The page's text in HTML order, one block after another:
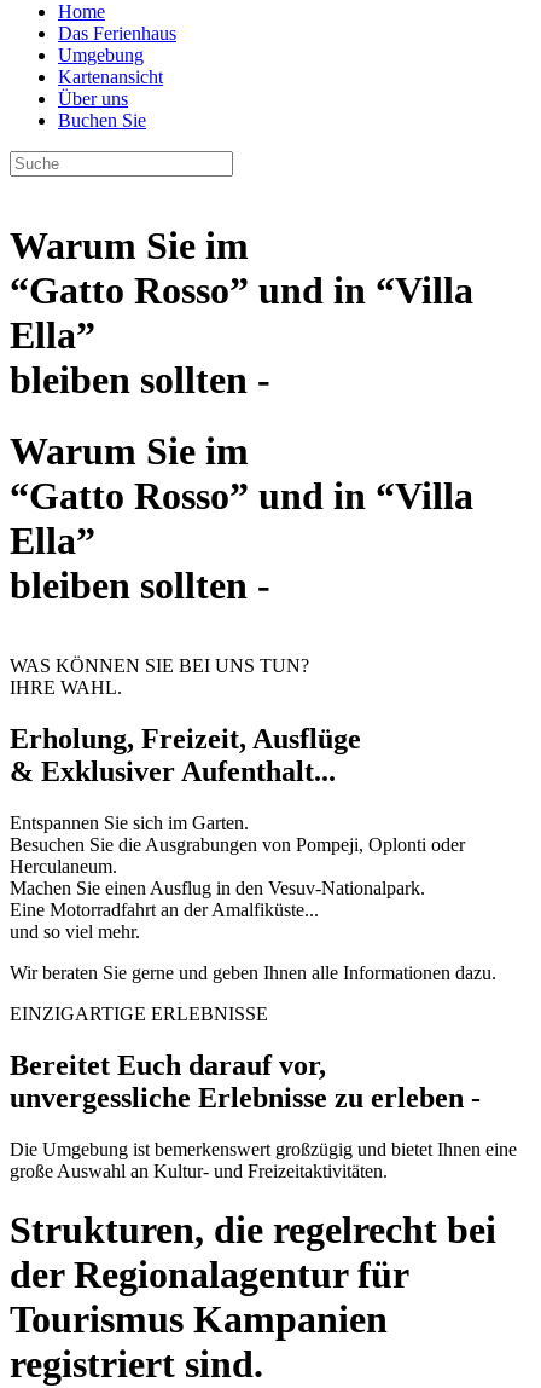
Home
Das Ferienhaus
Umgebung
Kartenansicht
Über uns
Buchen Sie
Warum Sie im
“Gatto Rosso” und in “Villa
Ella”
bleiben sollten -
Warum Sie im
“Gatto Rosso” und in “Villa
Ella”
bleiben sollten -
WAS KÖNNEN SIE BEI UNS TUN?
IHRE WAHL.
Erholung, Freizeit, Ausflüge
& Exklusiver Aufenthalt...
Entspannen Sie sich im Garten.
Besuchen Sie die Ausgrabungen von Pompeji, Oplonti oder
Herculaneum.
Machen Sie einen Ausflug in den Vesuv-Nationalpark.
Eine Motorradfahrt an der Amalfiküste...
und so viel mehr.
Wir beraten Sie gerne und geben Ihnen alle Informationen dazu.
EINZIGARTIGE ERLEBNISSE
Bereitet Euch darauf vor,
unvergessliche Erlebnisse zu erleben -
Die Umgebung ist bemerkenswert großzügig und bietet Ihnen eine
große Auswahl an Kultur- und Freizeitaktivitäten.
Strukturen, die regelrecht bei
der Regionalagentur für
Tourismus Kampanien
registriert sind.